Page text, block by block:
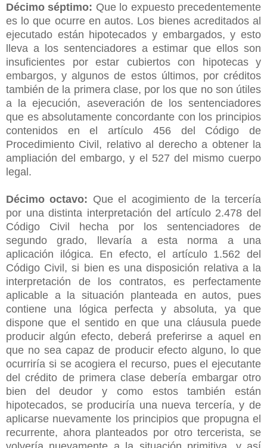
Décimo séptimo: Que lo expuesto precedentemente
es lo que ocurre en autos. Los bienes acreditados al
ejecutado están hipotecados y embargados, y esto
lleva a los sentenciadores a estimar que ellos son
insuficientes por estar cubiertos con hipotecas y
embargos, y algunos de estos últimos, por créditos
también de la primera clase, por los que no son útiles
a la ejecución, aseveración de los sentenciadores
que es absolutamente concordante con los principios
contenidos en el artículo 456 del Código de
Procedimiento Civil, relativo al derecho a obtener la
ampliación del embargo, y el 527 del mismo cuerpo
legal.
Décimo octavo: Que el acogimiento de la tercería
por una distinta interpretación del artículo 2.478 del
Código Civil hecha por los sentenciadores de
segundo grado, llevaría a esta norma a una
aplicación ilógica. En efecto, el artículo 1.562 del
Código Civil, si bien es una disposición relativa a la
interpretación de los contratos, es perfectamente
aplicable a la situación planteada en autos, pues
contiene una lógica perfecta y absoluta, ya que
dispone que el sentido en que una cláusula puede
producir algún efecto, deberá preferirse a aquel en
que no sea capaz de producir efecto alguno, lo que
ocurriría si se acogiera el recurso, pues el ejecutante
del crédito de primera clase debería embargar otro
bien del deudor y como estos también están
hipotecados, se produciría una nueva tercería, y de
aplicarse nuevamente los principios que propugna el
recurrente, ahora planteados por otro tercerista, se